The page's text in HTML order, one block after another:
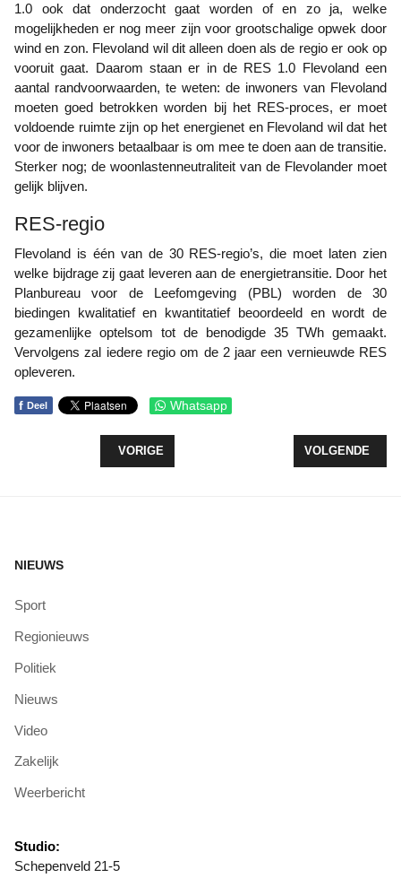
1.0 ook dat onderzocht gaat worden of en zo ja, welke
mogelijkheden er nog meer zijn voor grootschalige opwek door
wind en zon. Flevoland wil dit alleen doen als de regio er ook op
vooruit gaat. Daarom staan er in de RES 1.0 Flevoland een
aantal randvoorwaarden, te weten: de inwoners van Flevoland
moeten goed betrokken worden bij het RES-proces, er moet
voldoende ruimte zijn op het energienet en Flevoland wil dat het
voor de inwoners betaalbaar is om mee te doen aan de transitie.
Sterker nog; de woonlastenneutraliteit van de Flevolander moet
gelijk blijven.
RES-regio
Flevoland is één van de 30 RES-regio’s, die moet laten zien
welke bijdrage zij gaat leveren aan de energietransitie. Door het
Planbureau voor de Leefomgeving (PBL) worden de 30
biedingen kwalitatief en kwantitatief beoordeeld en wordt de
gezamenlijke optelsom tot de benodigde 35 TWh gemaakt.
Vervolgens zal iedere regio om de 2 jaar een vernieuwde RES
opleveren.
f Deel Whatsapp
VORIG ARTIKEL: FLEVOLANDS SCHRIJFTALENT
VORIGE VOLGENDE
VOLGENDE
NIEUWS
Sport
Regionieuws
Politiek
Nieuws
Video
Zakelijk
Weerbericht
Studio:
Schepenveld 21-5